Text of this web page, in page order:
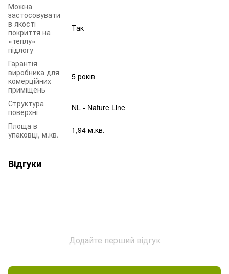
Можна
застосовувати
в якості
покриття на
«теплу»
підлогу
Так
Гарантія
виробника для
комерційних
приміщень
5 років
Структура
поверхні
NL - Nature Line
Площа в
упаковці, м.кв.
1,94 м.кв.
Відгуки
Додайте перший відгук